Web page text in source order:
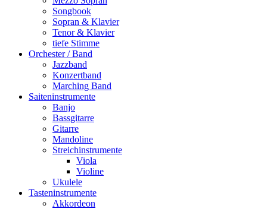
Songbook
Sopran & Klavier
Tenor & Klavier
tiefe Stimme
Orchester / Band
Jazzband
Konzertband
Marching Band
Saiteninstrumente
Banjo
Bassgitarre
Gitarre
Mandoline
Streichinstrumente
Viola
Violine
Ukulele
Tasteninstrumente
Akkordeon